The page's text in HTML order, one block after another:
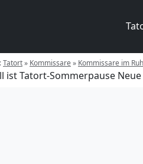
Tatort» Kommissare» Kommissare im
ist Tatort-Sommerpause